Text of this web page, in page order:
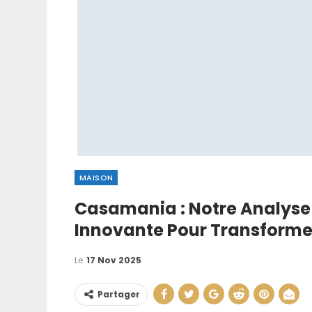
MAISON
Casamania : Notre
Innovante Pour
Le 17 Nov 2025
Partager
Comment
Manuellement :